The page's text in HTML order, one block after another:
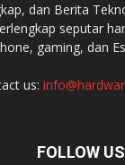
dan Berita
seputar
gaming, dan
us:
FOLLOW US